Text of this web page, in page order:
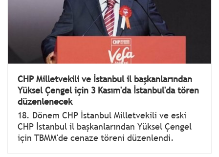
CHP Milletvekili ve İstanbul il başkanlarından
Yüksel Çengel için 3 Kasım'da İstanbul'da tören
düzenlenecek
18. Dönem CHP İstanbul Milletvekili ve eski
CHP İstanbul il başkanlarından Yüksel Çengel
için TBMM'de cenaze töreni düzenlendi.